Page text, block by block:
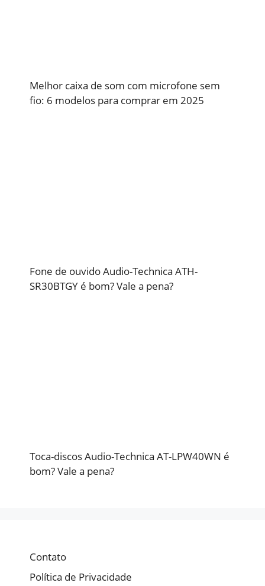
Melhor caixa de som com microfone sem
fio: 6 modelos para comprar em 2025
Fone de ouvido Audio-Technica ATH-
SR30BTGY é bom? Vale a pena?
Toca-discos Audio-Technica AT-LPW40WN é
bom? Vale a pena?
Contato
Política de Privacidade